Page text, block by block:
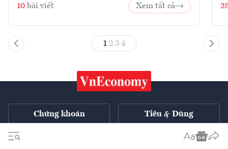
10 bài viết Xem tất cả
1 23 4
Chứng khoán Tiêu & Dùng